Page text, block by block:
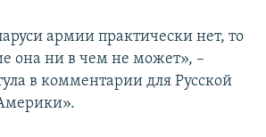
армии практически нет, то
она ни в чем не может», –
в комментарии для Русской